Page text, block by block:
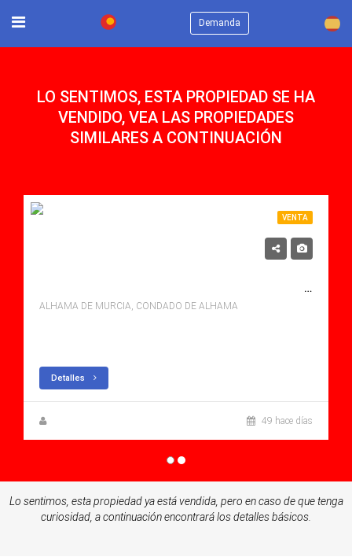
Demanda ×
LO SENTIMOS, ESTA PROPIEDAD SE HA
VENDIDO, VEA LAS PROPIEDADES
SIMILARES A CONTINUACIÓN
VENTA
SE VENDE VILLA EN CONDADO DE ALHAMA, ALHAMA DE MURCIA CON PISCINA
ALHAMA DE MURCIA, CONDADO DE ALHAMA
Detalles
49 hace días
Lo sentimos, esta propiedad ya está vendida, pero en caso de que tenga
curiosidad, a continuación encontrará los detalles básicos.